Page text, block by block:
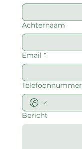
Achternaam
Email *
Telefoonnummer
Bericht